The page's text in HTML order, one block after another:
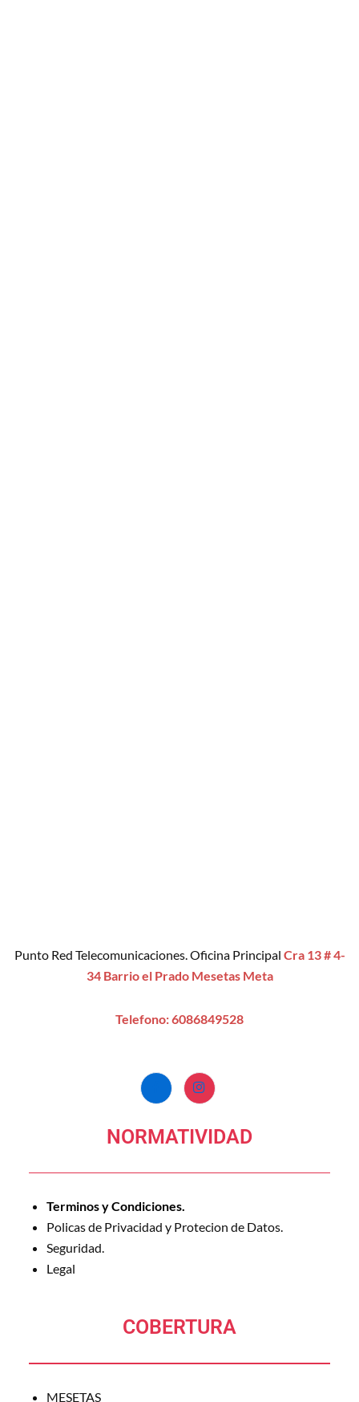
Punto Red Telecomunicaciones. Oficina Principal Cra 13 # 4-
34 Barrio el Prado Mesetas Meta
Telefono: 6086849528
NORMATIVIDAD
Terminos y Condiciones.
Policas de Privacidad y Protecion de Datos.
Seguridad.
Legal
COBERTURA
MESETAS